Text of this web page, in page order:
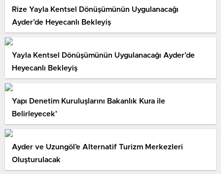
Rize Yayla Kentsel Dönüşümünün Uygulanacağı
Ayder’de Heyecanlı Bekleyiş
Yayla Kentsel Dönüşümünün Uygulanacağı Ayder’de
Heyecanlı Bekleyiş
Yapı Denetim Kuruluşlarını Bakanlık Kura ile
Belirleyecek’
Ayder ve Uzungöl’e Alternatif Turizm Merkezleri
Oluşturulacak